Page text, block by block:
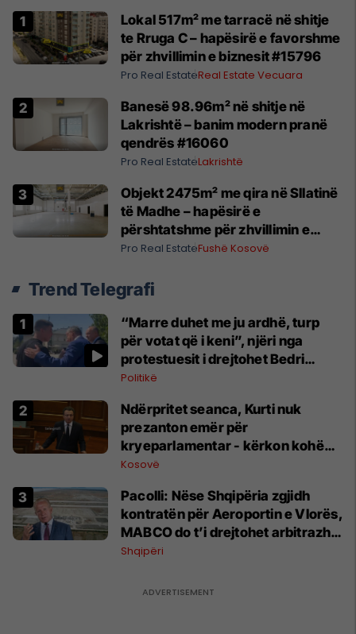
Lokal 517m² me tarracë në shitje
te Rruga C – hapësirë e favorshme
për zhvillimin e biznesit #15796
Pro Real EstateReal Estate Vecuara
Banesë 98.96m² në shitje në
Lakrishtë – banim modern pranë
qendrës #16060
Pro Real EstateLakrishtë
Objekt 2475m² me qira në Sllatinë
të Madhe – hapësirë e
përshtatshme për zhvillimin e
biznesit #16068
Pro Real EstateFushë Kosovë
Trend Telegrafi
“Marre duhet me ju ardhë, turp
për votat që i keni”, njëri nga
protestuesit i drejtohet Bedri
Hamzës
Politikë
Ndërpritet seanca, Kurti nuk
prezanton emër për
kryeparlamentar - kërkon kohë
shtesë për marrëveshje politike
Kosovë
Pacolli: Nëse Shqipëria zgjidh
kontratën për Aeroportin e Vlorës,
MABCO do t’i drejtohet arbitrazhit
ndërkombëtar
Shqipëri